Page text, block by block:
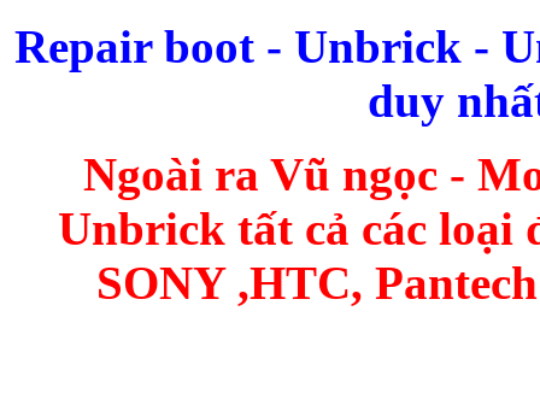
Repair boot - Unbrick -
duy
Ngoài ra Vũ ngọc -
Unbrick tất cả các loại
SONY ,HTC,